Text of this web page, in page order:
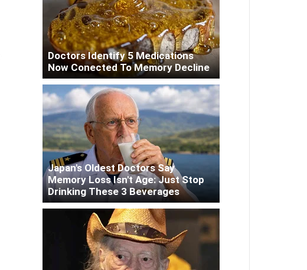
Doctors Identify 5 Medications
Now Conected To Memory Decline
Japan's Oldest Doctors Say
Memory Loss Isn't Age: Just Stop
Drinking These 3 Beverages